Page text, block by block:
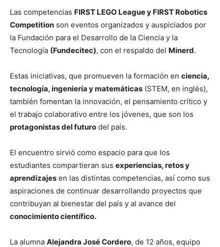
Las competencias FIRST LEGO League y FIRST Robotics
Competition son eventos organizados y auspiciados por
la Fundación para el Desarrollo de la Ciencia y la
Tecnología (Fundecitec), con el respaldo del Minerd.
Estas iniciativas, que promueven la formación en ciencia,
tecnología, ingeniería y matemáticas (STEM, en inglés),
también fomentan la innovación, el pensamiento crítico y
el trabajo colaborativo entre los jóvenes, que son los
protagonistas del futuro del país.
El encuentro sirvió como espacio para que los
estudiantes compartieran sus experiencias, retos y
aprendizajes en las distintas competencias, así como sus
aspiraciones de continuar desarrollando proyectos que
contribuyan al bienestar del país y al avance del
conocimiento científico.
La alumna Alejandra José Cordero, de 12 años, equipo